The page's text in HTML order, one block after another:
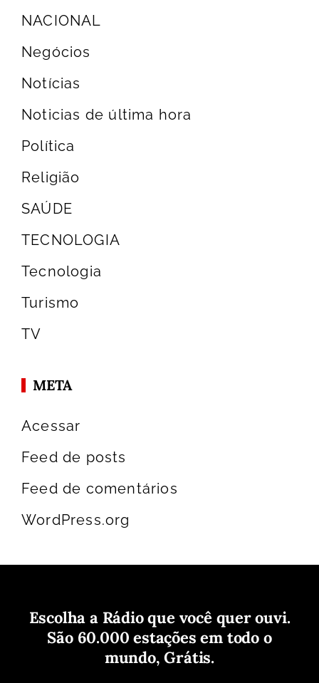
NACIONAL
Negócios
Notícias
Noticias de última hora
Política
Religião
SAÚDE
TECNOLOGIA
Tecnologia
Turismo
TV
META
Acessar
Feed de posts
Feed de comentários
WordPress.org
Escolha a Rádio que você quer ouvi.
São 60.000 estações em todo o
mundo, Grátis.